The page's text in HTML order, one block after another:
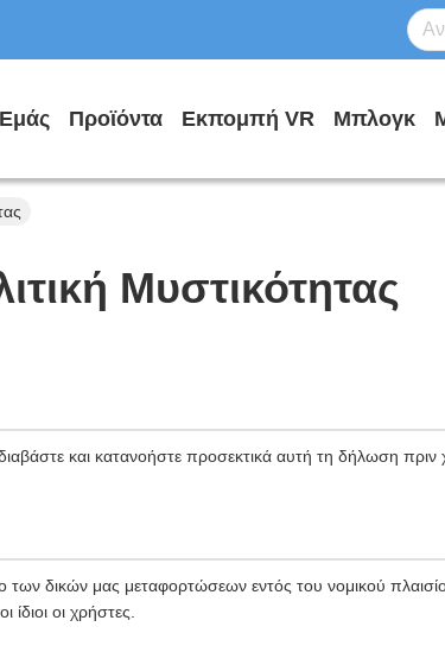
Προϊόντα Εκπομπή VR Μπλογκ
Μυστικότητας
και κατανοήστε προσεκτικά αυτή τη δήλωση πριν
των δικών μας μεταφορτώσεων εντός του νομικού
οι χρήστες.